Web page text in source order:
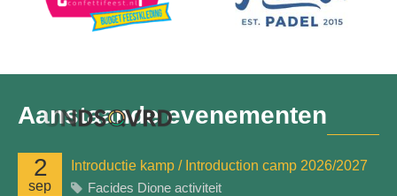
Aanstaande evenementen
2
sep
Introductie kamp / Introduction camp 2026/2027
Facides Dione activiteit